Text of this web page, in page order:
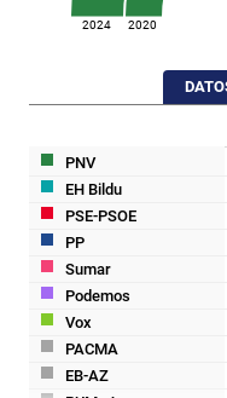
2024 2020
PNV
EH Bildu
PSE-PSOE
PP
Sumar
Podemos
Vox
PACMA
EB-AZ